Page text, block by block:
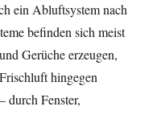
ein Abluftsystem nach
befinden sich meist
Gerüche erzeugen,
hingegen
durch Fenster,